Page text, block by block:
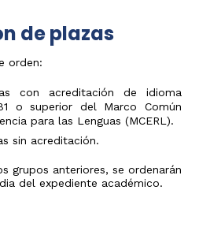
de plazas
orden:
con acreditación de idioma
o superior del Marco Común
para las Lenguas (MCERL).
sin acreditación.
grupos anteriores, se ordenarán
del expediente académico.